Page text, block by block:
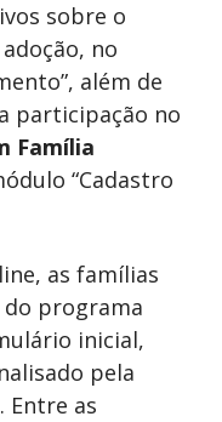
sobre o
no
além de
participação no
Família
“Cadastro
as famílias
programa
inicial,
pela
Entre as